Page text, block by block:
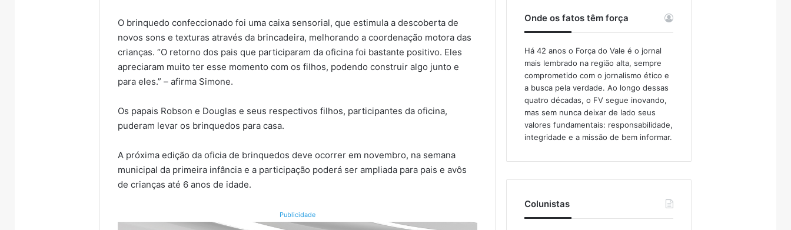
O brinquedo confeccionado foi uma caixa sensorial, que estimula a descoberta de
novos sons e texturas através da brincadeira, melhorando a coordenação motora das
crianças. “O retorno dos pais que participaram da oficina foi bastante positivo. Eles
apreciaram muito ter esse momento com os filhos, podendo construir algo junto e
para eles.” – afirma Simone.
Os papais Robson e Douglas e seus respectivos filhos, participantes da oficina,
puderam levar os brinquedos para casa.
A próxima edição da oficia de brinquedos deve ocorrer em novembro, na semana
municipal da primeira infância e a participação poderá ser ampliada para pais e avôs
de crianças até 6 anos de idade.
Publicidade
Onde os fatos têm força
Há 42 anos o Força do Vale é o jornal
mais lembrado na região alta, sempre
comprometido com o jornalismo ético e
a busca pela verdade. Ao longo dessas
quatro décadas, o FV segue inovando,
mas sem nunca deixar de lado seus
valores fundamentais: responsabilidade,
integridade e a missão de bem informar.​
Colunistas